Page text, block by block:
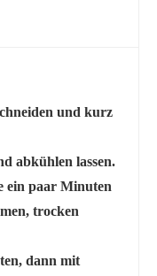
und kurz
abkühlen lassen.
ein paar Minuten
trocken
dann mit